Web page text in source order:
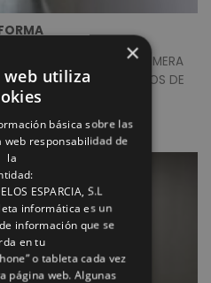
MATERIALES DE PRIMERA
PORCELANICA, TECHOS DE
[...]
×
web utiliza
básica sobre las
web responsabilidad de
la
ESPARCIA, S.L
informática es un
información que se
en tu
o tableta cada vez
página web. Algunas